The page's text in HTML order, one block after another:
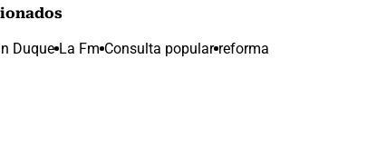
Duque La Fm Consulta popular reforma